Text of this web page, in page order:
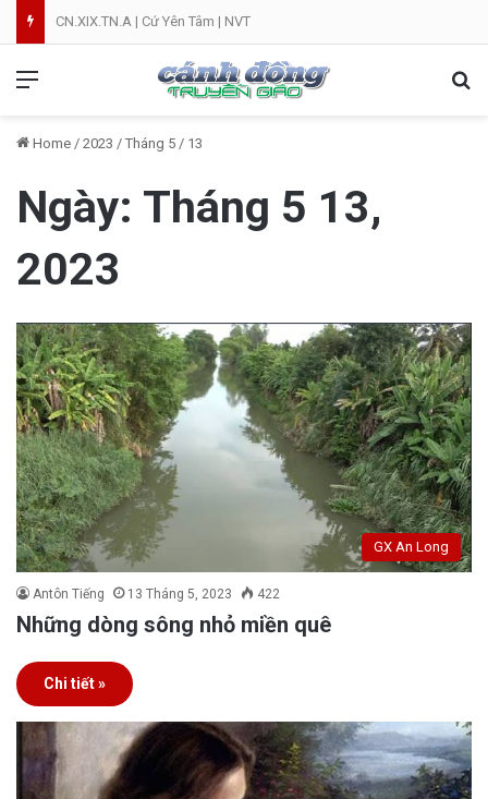
CN.XIX.TN.A | Cứ Yên Tâm | NVT
Home / 2023 / Tháng 5 / 13
Ngày: Tháng 5 13,
2023
GX An Long
Antôn Tiếng 13 Tháng 5, 2023 422
Những dòng sông nhỏ miền quê
Chi tiết »